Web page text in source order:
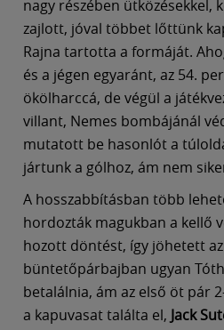
nagy részében
zajlott, jóval többet lőttünk
Rajna tartotta a formáját.
és a jégen egyaránt, az 54.
ökölharccá, de végül a
villant, Nemes bombájánál
mutatott be hasonlót a
jártunk a gólhoz, ám nem
A hosszabbításban több
hordozták magukban a kellő
hozott döntést, így jöhetett
büntetőpárbajban ugyan
betalálnia, ám az első öt pár
a kapuvasat találta el, Jack